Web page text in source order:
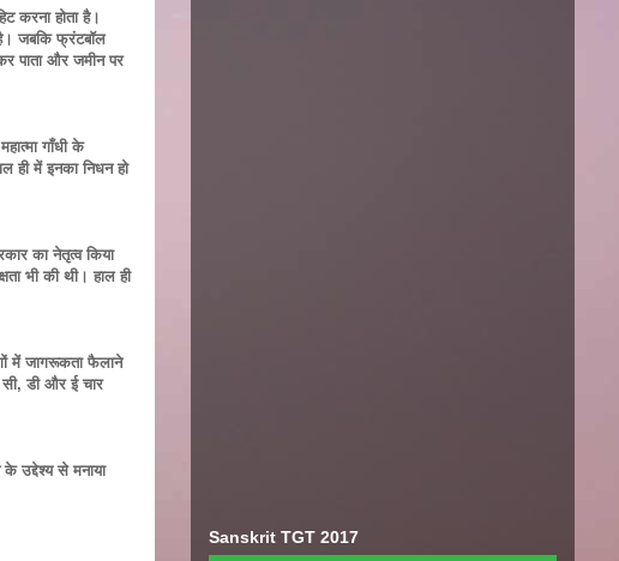
करना होता है।
जबकि फ्रंटबॉल
पाता और जमीन पर
गाँधी के
ही में इनका निधन हो
का नेतृत्व किया
भी की थी। हाल ही
में जागरूकता फैलाने
सी, डी और ई चार
उद्देश्य से मनाया
Sanskrit TGT 2017